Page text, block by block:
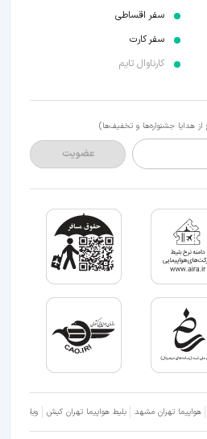
سفر اقساطی
سفر کارت
کارناوال تایم
از هدایا جشنواره‌ها و تخفیف‌ها)
عضویت
هواپیما تهران مشهد بلیط هواپیما تهران کیش ویلا شمال